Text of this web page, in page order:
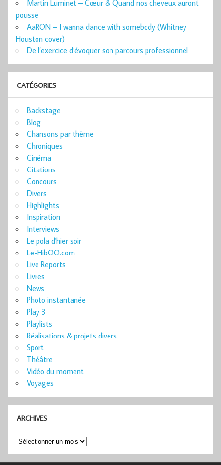
Martin Luminet – Cœur & Quand nos cheveux auront
poussé
AaRON – I wanna dance with somebody (Whitney
Houston cover)
De l’exercice d’évoquer son parcours professionnel
CATÉGORIES
Backstage
Blog
Chansons par thème
Chroniques
Cinéma
Citations
Concours
Divers
Highlights
Inspiration
Interviews
Le pola d'hier soir
Le-HibOO.com
Live Reports
Livres
News
Photo instantanée
Play 3
Playlists
Réalisations & projets divers
Sport
Théâtre
Vidéo du moment
Voyages
ARCHIVES
Archives